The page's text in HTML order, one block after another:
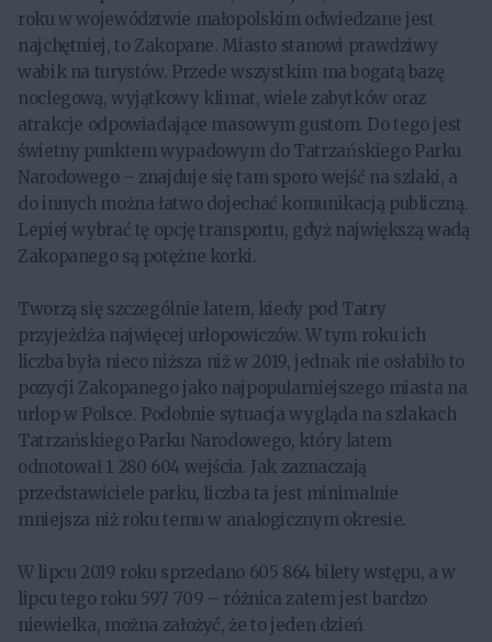
roku w województwie małopolskim odwiedzane jest
najchętniej, to Zakopane. Miasto stanowi prawdziwy
wabik na turystów. Przede wszystkim ma bogatą bazę
noclegową, wyjątkowy klimat, wiele zabytków oraz
atrakcje odpowiadające masowym gustom. Do tego jest
świetny punktem wypadowym do Tatrzańskiego Parku
Narodowego – znajduje się tam sporo wejść na szlaki, a
do innych można łatwo dojechać komunikacją publiczną.
Lepiej wybrać tę opcję transportu, gdyż największą wadą
Zakopanego są potężne korki.
Tworzą się szczególnie latem, kiedy pod Tatry
przyjeżdża najwięcej urlopowiczów. W tym roku ich
liczba była nieco niższa niż w 2019, jednak nie osłabiło to
pozycji Zakopanego jako najpopularniejszego miasta na
urlop w Polsce. Podobnie sytuacja wygląda na szlakach
Tatrzańskiego Parku Narodowego, który latem
odnotował 1 280 604 wejścia. Jak zaznaczają
przedstawiciele parku, liczba ta jest minimalnie
mniejsza niż roku temu w analogicznym okresie.
W lipcu 2019 roku sprzedano 605 864 bilety wstępu, a w
lipcu tego roku 597 709 – różnica zatem jest bardzo
niewielka, można założyć, że to jeden dzień